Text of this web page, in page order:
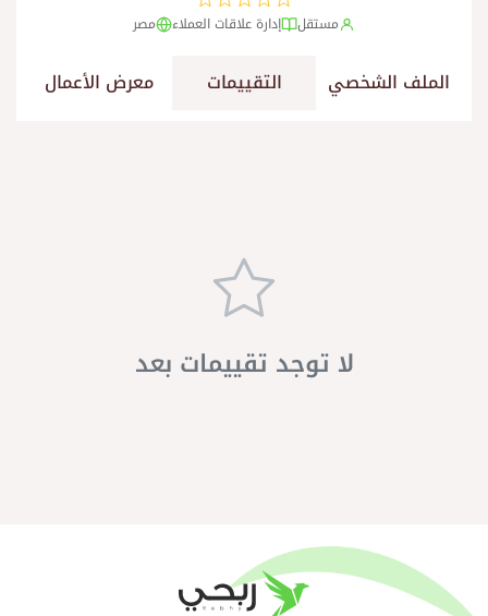
مستقل إدارة علاقات العملاء مصر
الملف الشخصي التقييمات معرض الأعمال
لا توجد تقييمات بعد